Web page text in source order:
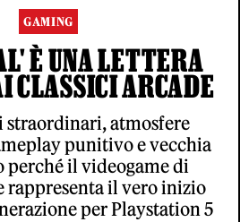
GAMING
È UNA LETTERA
CLASSICI ARCADE
atmosfere
punitivo e vecchia
perché il videogame di
rappresenta il vero inizio
per Playstation 5